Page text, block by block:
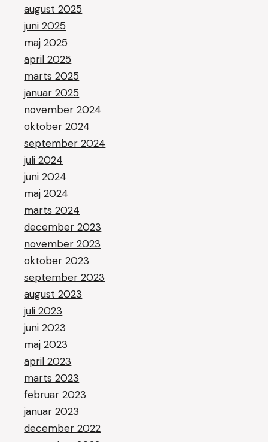
august 2025
juni 2025
maj 2025
april 2025
marts 2025
januar 2025
november 2024
oktober 2024
september 2024
juli 2024
juni 2024
maj 2024
marts 2024
december 2023
november 2023
oktober 2023
september 2023
august 2023
juli 2023
juni 2023
maj 2023
april 2023
marts 2023
februar 2023
januar 2023
december 2022